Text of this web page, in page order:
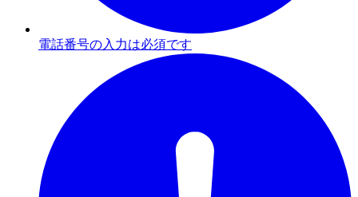
電話番号の入力は必須です